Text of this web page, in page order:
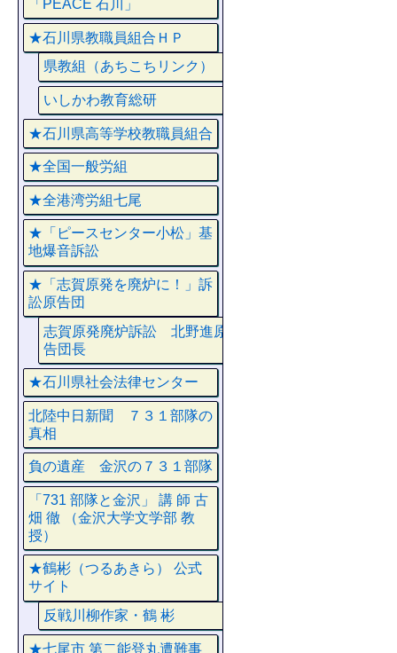
「PEACE 石川」
★石川県教職員組合ＨＰ
県教組（あちこちリンク）
いしかわ教育総研
★石川県高等学校教職員組合
★全国一般労組
★全港湾労組七尾
★「ピースセンター小松」基
地爆音訴訟
★「志賀原発を廃炉に！」訴
訟原告団
志賀原発廃炉訴訟 北野進原
告団長
★石川県社会法律センター
北陸中日新聞 ７３１部隊の
真相
負の遺産 金沢の７３１部隊
「731 部隊と金沢」 講 師 古
畑 徹 （金沢大学文学部 教
授）
★鶴彬（つるあきら） 公式
サイト
反戦川柳作家・鶴 彬
★七尾市 第二能登丸遭難事